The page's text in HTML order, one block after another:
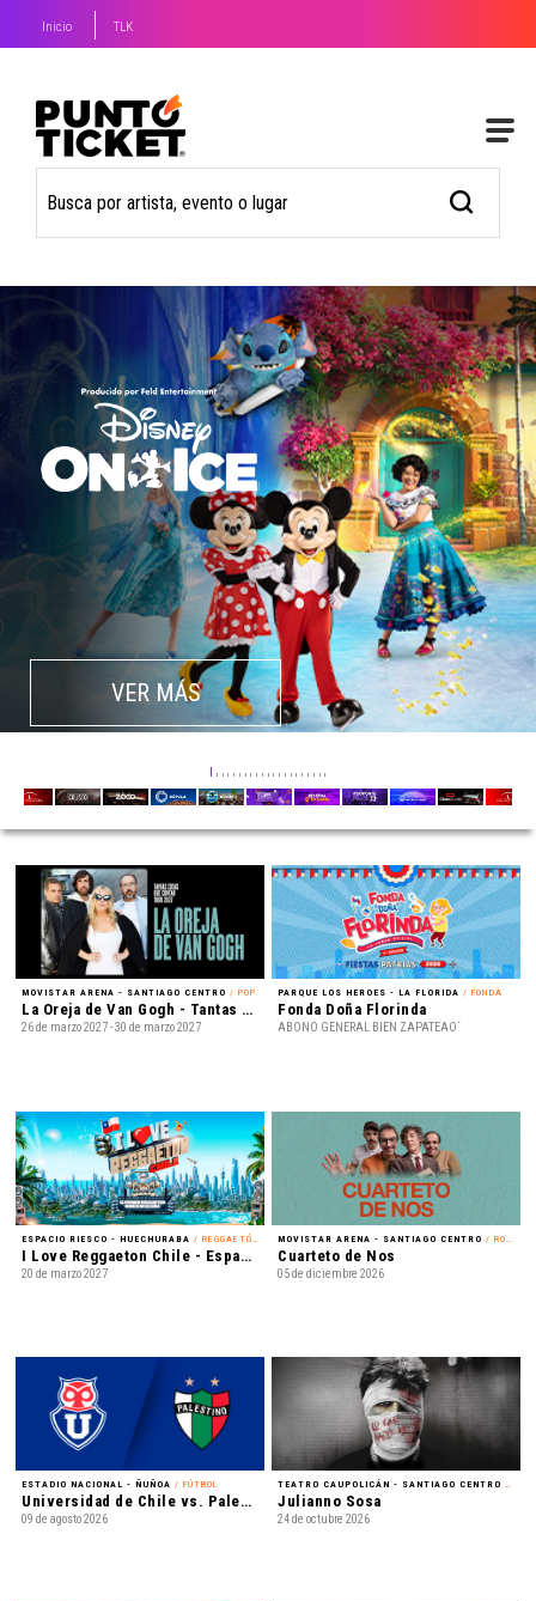
Inicio TLK
VER MÁS
MOVISTAR ARENA - SANTIAGO CENTRO / POP
La Oreja de Van Gogh - Tantas cosas que contar Tour 2027
26 de marzo 2027 - 30 de marzo 2027
PARQUE LOS HEROES - LA FLORIDA / FONDA
Fonda Doña Florinda
ABONO GENERAL BIEN ZAPATEAO´
ESPACIO RIESCO - HUECHURABA / REGGAETÓN
I Love Reggaeton Chile - Espacio Riesco 2027
20 de marzo 2027
MOVISTAR ARENA - SANTIAGO CENTRO / ROCK
Cuarteto de Nos
05 de diciembre 2026
ESTADIO NACIONAL - ÑUÑOA / FÚTBOL
Universidad de Chile vs. Palestino - Liga de Primera Mercado Libre - Fecha 18
09 de agosto 2026
TEATRO CAUPOLICÁN - SANTIAGO CENTRO
Julianno Sosa
24 de octubre 2026